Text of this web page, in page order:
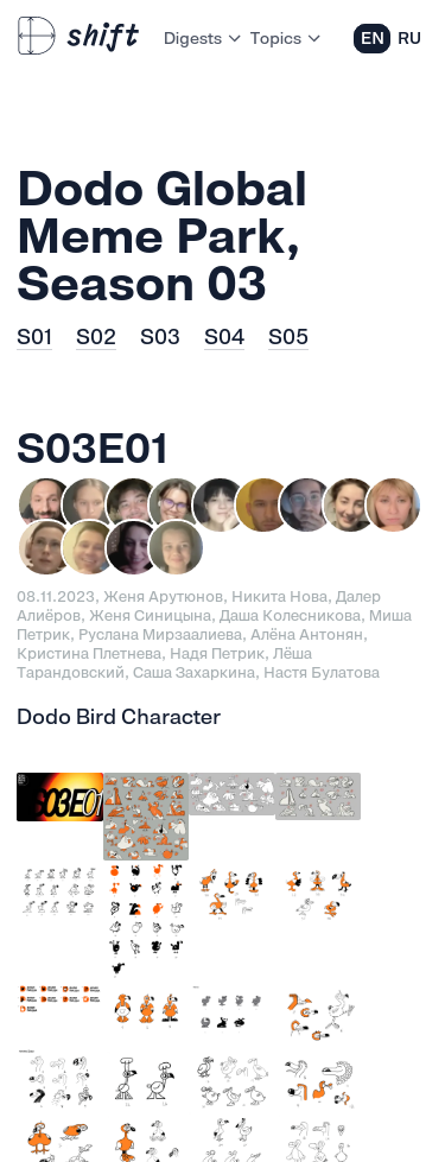
Digests Topics EN RU
Dodo Global
Meme Park,
Season 03
S01 S02 S03S04 S05
S03E01
08.11.2023, Женя Арутюнов, Никита Нова, Далер
Алиёров, Женя Синицына, Даша Колесникова, Миша
Петрик, Руслана Мирзаалиева, Алёна Антонян,
Кристина Плетнева, Надя Петрик, Лёша
Тарандовский, Саша Захаркина, Настя Булатова
Dodo Bird Character